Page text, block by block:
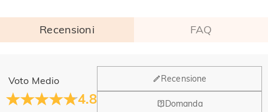
Recensioni FAQ
Voto Medio
4.8
Recensione
Domanda
Generale
Dove si trova la tua azienda?